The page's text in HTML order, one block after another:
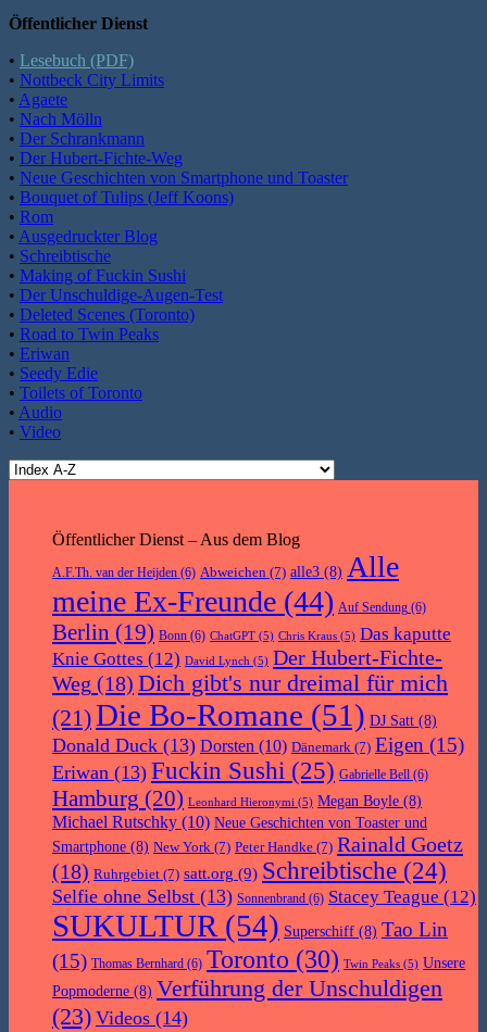
Öffentlicher Dienst
• Lesebuch (PDF)
• Nottbeck City Limits
• Agaete
• Nach Mölln
• Der Schrankmann
• Der Hubert-Fichte-Weg
• Neue Geschichten von Smartphone und Toaster
• Bouquet of Tulips (Jeff Koons)
• Rom
• Ausgedruckter Blog
• Schreibtische
• Making of Fuckin Sushi
• Der Unschuldige-Augen-Test
• Deleted Scenes (Toronto)
• Road to Twin Peaks
• Eriwan
• Seedy Edie
• Toilets of Toronto
• Audio
• Video
Öffentlicher Dienst – Aus dem Blog
A.F.Th. van der Heijden (6) Abweichen (7) alle3 (8) Alle
meine Ex-Freunde (44) Auf Sendung (6)
Berlin (19) Bonn (6) ChatGPT (5) Chris Kraus (5) Das kaputte
Knie Gottes (12) David Lynch (5) Der Hubert-Fichte-
Weg (18) Dich gibt's nur dreimal für mich
(21)Die Bo-Romane (51) DJ Satt (8)
Donald Duck (13) Dorsten (10) Dänemark (7) Eigen (15)
Eriwan (13) Fuckin Sushi (25) Gabrielle Bell (6)
Hamburg (20) Leonhard Hieronymi (5) Megan Boyle (8)
Michael Rutschky (10) Neue Geschichten von Toaster und
Smartphone (8) New York (7) Peter Handke (7) Rainald Goetz
(18) Ruhrgebiet (7) satt.org (9) Schreibtische (24)
Selfie ohne Selbst (13) Sonnenbrand (6) Stacey Teague (12)
SUKULTUR (54) Superschiff (8) Tao Lin
(15) Thomas Bernhard (6) Toronto (30) Twin Peaks (5) Unsere
Popmoderne (8) Verführung der Unschuldigen
(23) Videos (14)